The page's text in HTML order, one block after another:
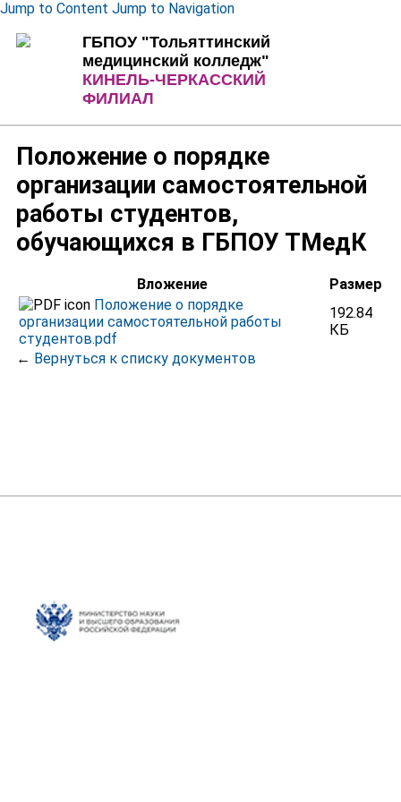
Jump to Content Jump to Navigation
ГБПОУ "Тольяттинский
медицинский колледж"
КИНЕЛЬ-ЧЕРКАССКИЙ
ФИЛИАЛ
Положение о порядке
организации самостоятельной
работы студентов,
обучающихся в ГБПОУ ТМедК
Вложение
Размер
Положение о порядке
организации самостоятельной работы
студентов.pdf
192.84
КБ
← Вернуться к списку документов